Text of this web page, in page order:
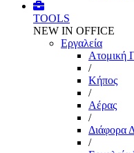
TOOLS
NEW IN OFFICE
Εργαλεία
Aτομική
/
Kήπος
/
Αέρας
/
Διάφορα
/